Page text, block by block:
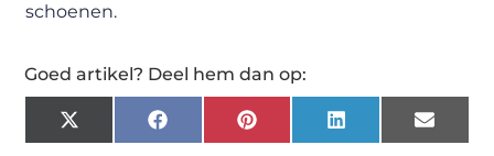
schoenen.
Goed artikel? Deel hem dan op:
X
(Twitter)
FacebookPinterestLinkedIn Email